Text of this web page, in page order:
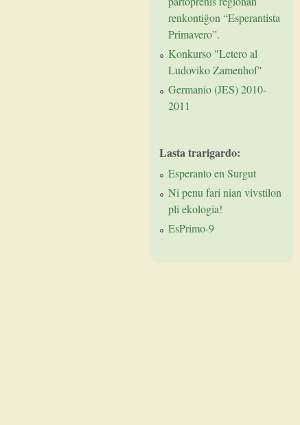
renkontiĝon “Esperantista
Primavero”.
Konkurso "Letero al
Ludoviko Zamenhof"
Germanio (JES) 2010-
2011
Lasta trarigardo:
Esperanto en Surgut
Ni penu fari nian vivstilon
pli ekologia!
EsPrimo-9